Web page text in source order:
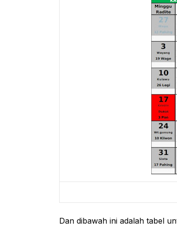
Dan dibawah ini adalah tabel